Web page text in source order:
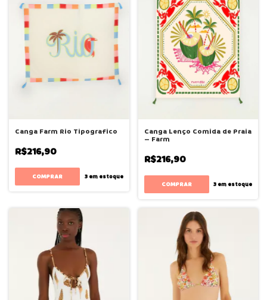
Canga Farm Rio Tipografico
R$216,90
3em estoque
Canga Lenço Comida de Praia
– Farm
R$216,90
3 em estoque